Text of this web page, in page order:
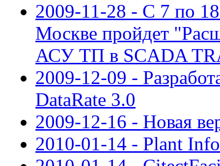
2009-11-28 - С 7 по 18
Москве пройдет
АСУ ТП в SCADA
2009-12-09 -
DataRate 3.0
2009-12-16 - Новая
2010-01-14 - Plant